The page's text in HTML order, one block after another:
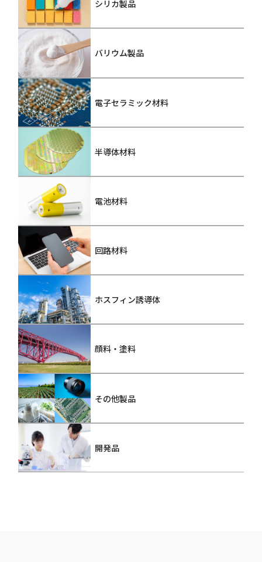
シリカ製品
バリウム製品
電子セラミック材料
半導体材料
電池材料
回路材料
ホスフィン誘導体
顔料・塗料
その他製品
開発品